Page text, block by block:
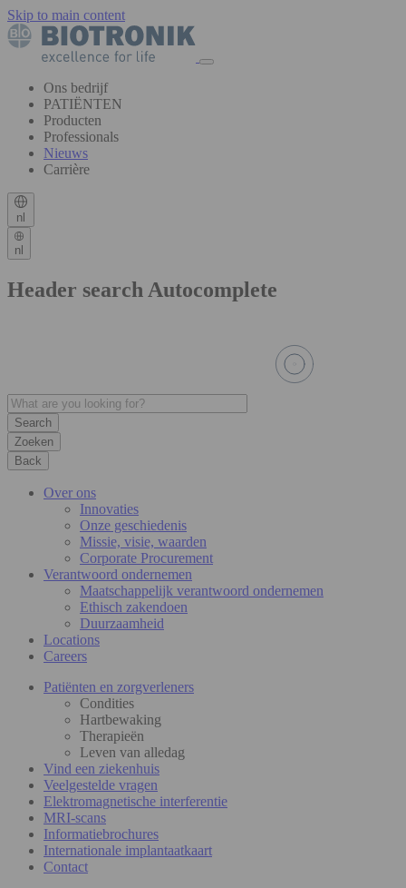
Skip to main content
Ons bedrijf
PATIËNTEN
Producten
Professionals
Nieuws
Carrière
nl
nl
Header search Autocomplete
Zoeken
Back
Over ons
Innovaties
Onze geschiedenis
Missie, visie, waarden
Corporate Procurement
Verantwoord ondernemen
Maatschappelijk verantwoord ondernemen
Ethisch zakendoen
Duurzaamheid
Locations
Careers
Patiënten en zorgverleners
Condities
Hartbewaking
Therapieën
Leven van alledag
Vind een ziekenhuis
Veelgestelde vragen
Elektromagnetische interferentie
MRI-scans
Informatiebrochures
Internationale implantaatkaart
Contact